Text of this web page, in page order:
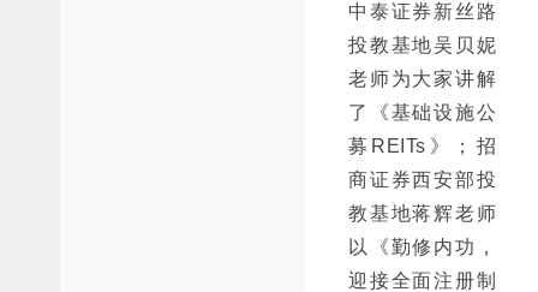
中泰证券新丝路
投教基地吴贝妮
老师为大家讲解
了《基础设施公
募REITs》；招
商证券西安部投
教基地蒋辉老师
以《勤修内功，
迎接全面注册制